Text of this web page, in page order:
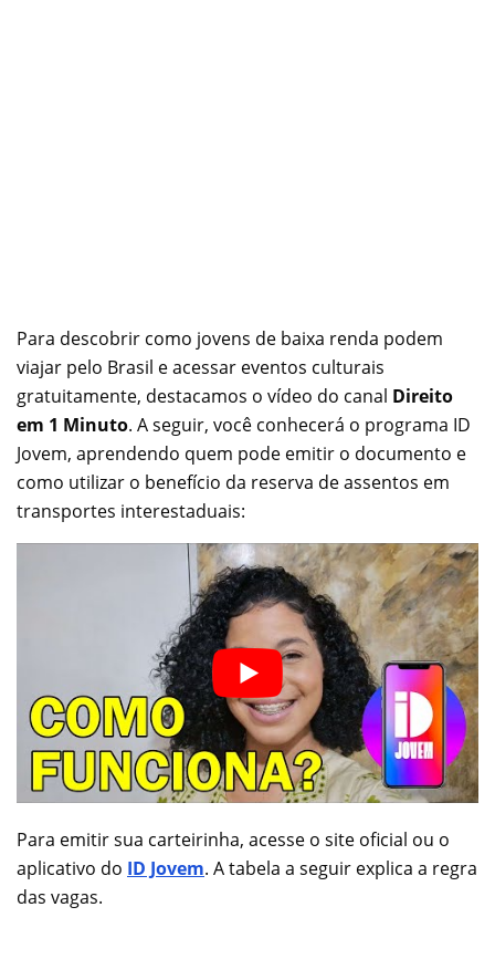
Para descobrir como jovens de baixa renda podem
viajar pelo Brasil e acessar eventos culturais
gratuitamente, destacamos o vídeo do canal Direito
em 1 Minuto. A seguir, você conhecerá o programa ID
Jovem, aprendendo quem pode emitir o documento e
como utilizar o benefício da reserva de assentos em
transportes interestaduais:
Para emitir sua carteirinha, acesse o site oficial ou o
aplicativo do ID Jovem. A tabela a seguir explica a regra
das vagas.